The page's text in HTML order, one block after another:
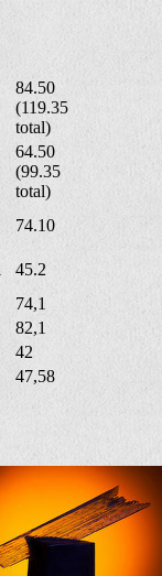
84.50
(119.35
total)
64.50
(99.35
total)
74.10
45.2
74,1
82,1
42
47,58